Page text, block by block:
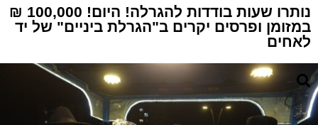
נותרו שעות בודדות להגרלה! היום! 100,000 ₪
במזומן ופרסים יקרים ב"הגרלת ביניים" של יד
לאחים